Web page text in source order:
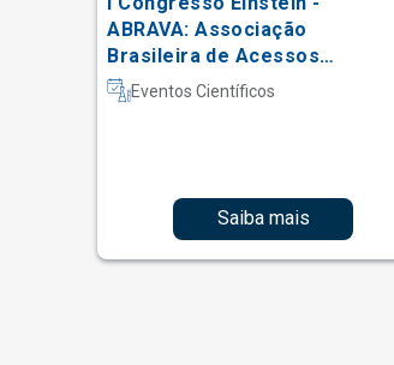
ABRAVA: Associação
Brasileira de Acessos
Vasculares
Eventos Científicos
Saiba mais